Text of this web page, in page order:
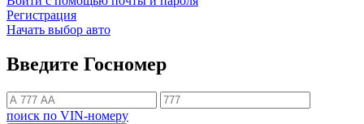
Регистрация
Начать выбор авто
Введите Госномер
поиск по VIN-номеру